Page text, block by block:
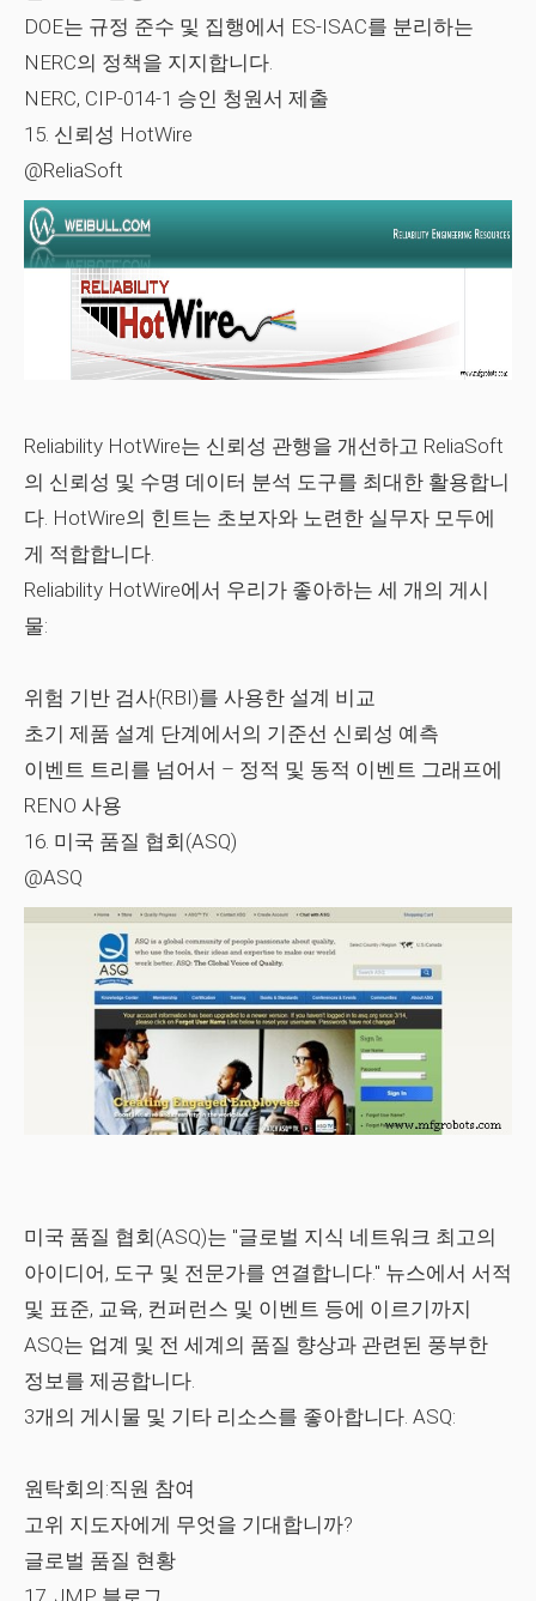
DOE는 규정 준수 및 집행에서 ES-ISAC를 분리하는
NERC의 정책을 지지합니다.
NERC, CIP-014-1 승인 청원서 제출
15. 신뢰성 HotWire
@ReliaSoft
Reliability HotWire는 신뢰성 관행을 개선하고 ReliaSoft
의 신뢰성 및 수명 데이터 분석 도구를 최대한 활용합니
다. HotWire의 힌트는 초보자와 노련한 실무자 모두에
게 적합합니다.
Reliability HotWire에서 우리가 좋아하는 세 개의 게시
물:
위험 기반 검사(RBI)를 사용한 설계 비교
초기 제품 설계 단계에서의 기준선 신뢰성 예측
이벤트 트리를 넘어서 – 정적 및 동적 이벤트 그래프에
RENO 사용
16. 미국 품질 협회(ASQ)
@ASQ
미국 품질 협회(ASQ)는 "글로벌 지식 네트워크 최고의
아이디어, 도구 및 전문가를 연결합니다." 뉴스에서 서적
및 표준, 교육, 컨퍼런스 및 이벤트 등에 이르기까지
ASQ는 업계 및 전 세계의 품질 향상과 관련된 풍부한
정보를 제공합니다.
3개의 게시물 및 기타 리소스를 좋아합니다. ASQ:
원탁회의:직원 참여
고위 지도자에게 무엇을 기대합니까?
글로벌 품질 현황
17. JMP 블로그